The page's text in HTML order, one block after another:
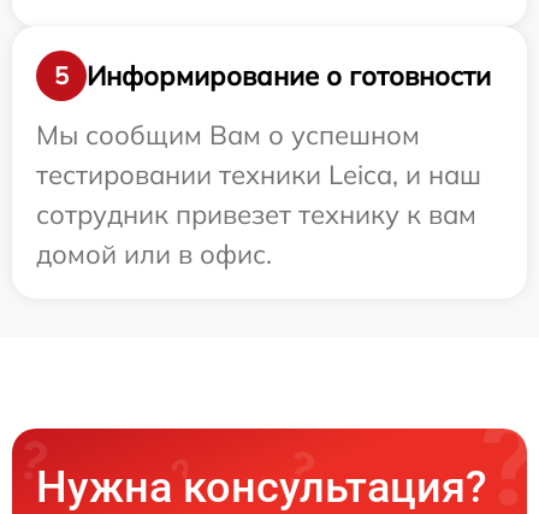
5
Информирование о готовности
Мы сообщим Вам о успешном
тестировании техники Leica, и наш
сотрудник привезет технику к вам
домой или в офис.
Нужна консультация?